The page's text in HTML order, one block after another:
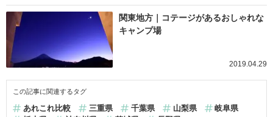
関東地方｜コテージがあるおしゃれな
キャンプ場
2019.04.29
この記事に関連するタグ
あれこれ比較 三重県 千葉県 山梨県
岐阜県